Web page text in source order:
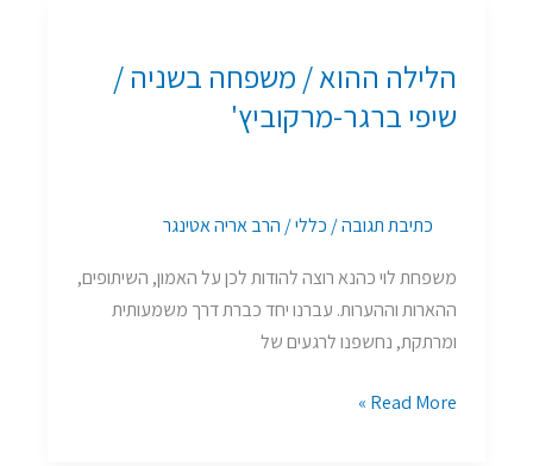
הלילה ההוא / משפחה בשניה /
שיפי ברגר-מרקוביץ'
כתיבת תגובה/ כללי/ הרב אריה אטינגר
משפחת לוי כהנא רוצה להודות לכן על האמון, השיתופים,
ההארות וההערות. עברנו יחד כברת דרך משמעותית
ומרתקת, נחשפנו לרגעים של
/
משפחה
ברגר-מרקוביץ'
Read More »